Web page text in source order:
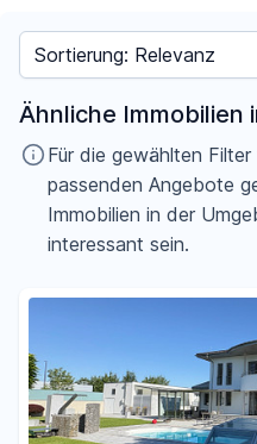
Preis
-
Sortieren nach
Ähnliche Immobilien
Für die gewählten
passenden Angebote
Immobilien in der
interessant sein.